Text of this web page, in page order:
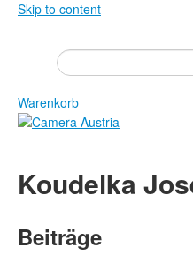
Skip to content
Presse
Veranstaltungen
Newsletter
Über uns
Shop
Warenkorb
Zeitschrift
Bücher
Koudelka
Beiträge